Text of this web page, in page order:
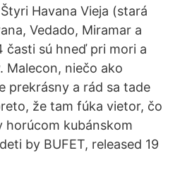
Štyri Havana Vieja (stará
Vedado, Miramar a
časti sú hneď pri mori a
Malecon, niečo ako
prekrásny a rád sa tade
že tam fúka vietor, čo
horúcom kubánskom
by BUFET, released 19